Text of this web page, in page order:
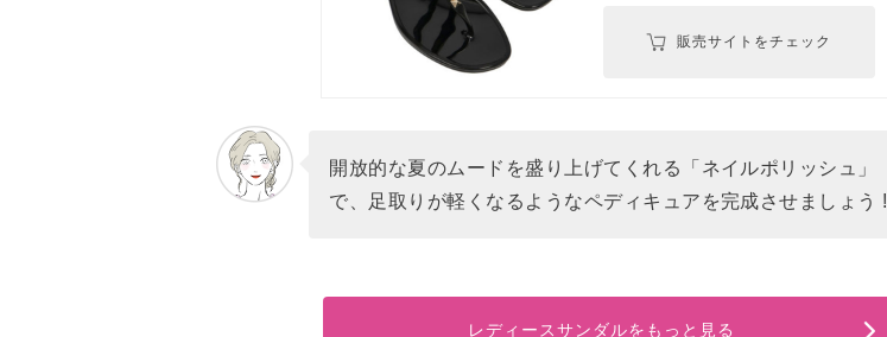
販売サイトをチェック
開放的な夏のムードを盛り上げてくれる「ネイルポリッシュ」
で、足取りが軽くなるようなペディキュアを完成させましょう !
レディースサンダルをもっと見る